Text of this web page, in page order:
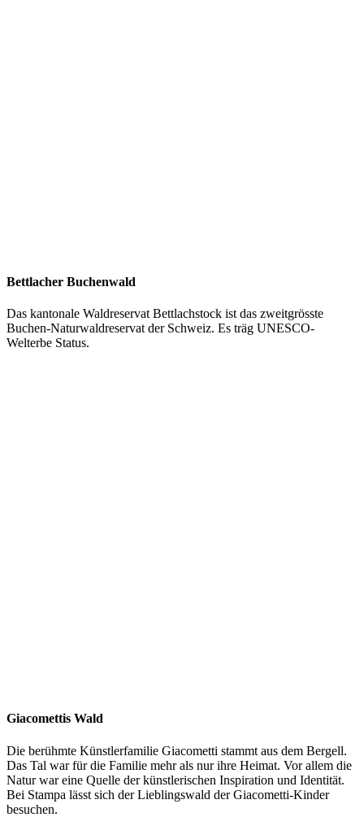
Bettlacher Buchenwald
Das kantonale Waldreservat Bettlachstock ist das zweitgrösste
Buchen-Naturwaldreservat der Schweiz. Es träg UNESCO-
Welterbe Status.
Giacomettis Wald
Die berühmte Künstlerfamilie Giacometti stammt aus dem Bergell.
Das Tal war für die Familie mehr als nur ihre Heimat. Vor allem die
Natur war eine Quelle der künstlerischen Inspiration und Identität.
Bei Stampa lässt sich der Lieblingswald der Giacometti-Kinder
besuchen.